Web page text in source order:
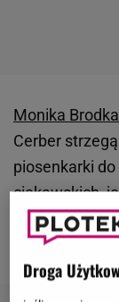
Monika Brodka
Cerber
piosenkarki
ciekawskich,
jeśli "wróg"
informatorowi
Droga